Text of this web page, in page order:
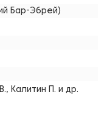
Бар-Эбрей)
Калитин П. и др.